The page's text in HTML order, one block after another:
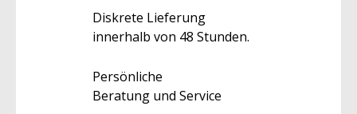
Diskrete Lieferung
innerhalb von 48 Stunden.
Persönliche
Beratung und Service